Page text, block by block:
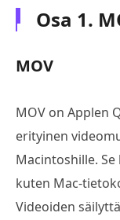
Osa 1.
MOV
MOV on Applen
erityinen
Macintoshille.
kuten Mac-
Videoiden